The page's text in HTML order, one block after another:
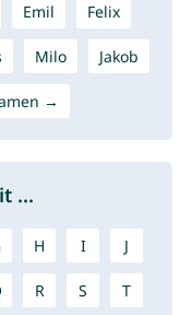
Emil Felix
Milo Jakob
→
...
H I J
R S T